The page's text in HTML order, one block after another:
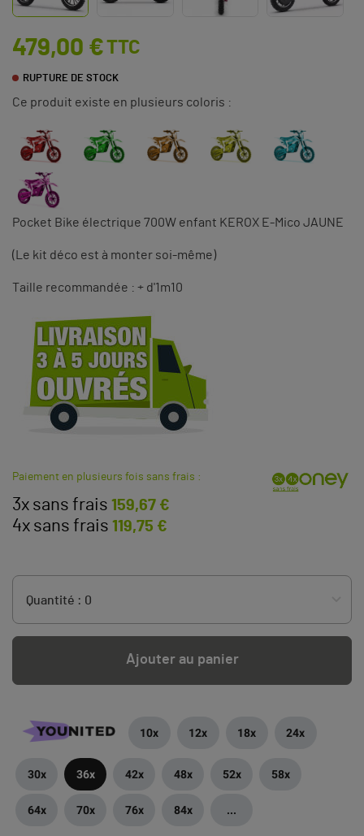
479,00 €TTC
RUPTURE DE STOCK
Ce produit existe en plusieurs coloris :
Pocket Bike électrique 700W enfant KEROX E-Mico JAUNE
(Le kit déco est à monter soi-même)
Taille recommandée : + d'1m10
Paiement en plusieurs fois sans frais :
3x sans frais 159,67 €
4x sans frais 119,75 €
Ajouter au panier
10x 12x 18x 24x
30x 36x 42x 48x 52x 58x
64x 70x 76x 84x ...